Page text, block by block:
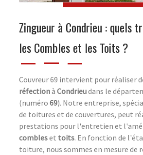
Zingueur à Condrieu : quels
les Combles et les Toits ?
Couvreur 69 intervient pour réaliser
réfectionà Condrieudans le
(numéro 69). Notre entreprise,
de toitures et de couvertures, peut
prestations pour l'entretien et
combleset toits. En fonction de
toiture, nous sommes en mesure de